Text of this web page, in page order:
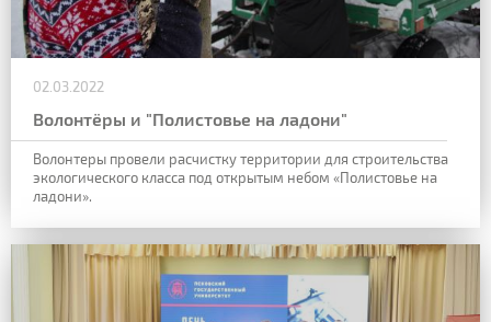
02.03.2022
Волонтёры и "Полистовье на ладони"
Волонтеры провели расчистку территории для строительства
экологического класса под открытым небом «Полистовье на
ладони».